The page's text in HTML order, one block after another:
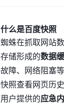
么是百度快照
蛛在抓取网站
储形成的数据
障、网络阻塞
照查看网页历
户提供的应急